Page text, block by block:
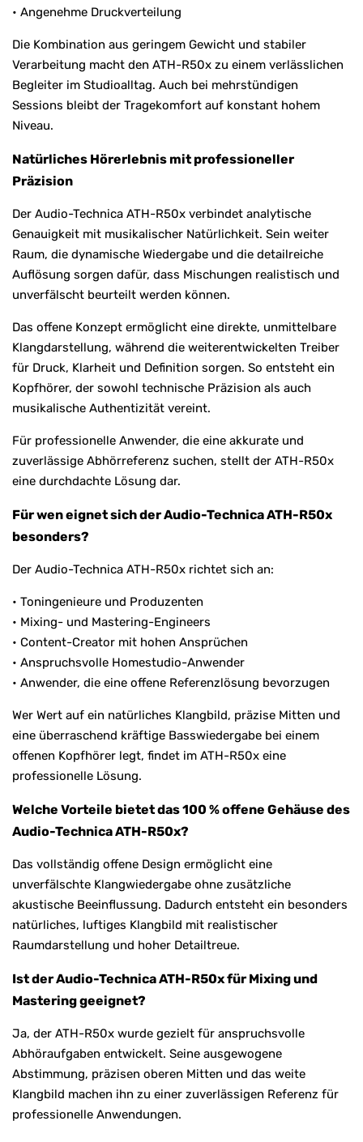
• Angenehme Druckverteilung
Die Kombination aus geringem Gewicht und stabiler
Verarbeitung macht den ATH-R50x zu einem verlässlichen
Begleiter im Studioalltag. Auch bei mehrstündigen
Sessions bleibt der Tragekomfort auf konstant hohem
Niveau.
Natürliches Hörerlebnis mit professioneller
Präzision
Der Audio-Technica ATH-R50x verbindet analytische
Genauigkeit mit musikalischer Natürlichkeit. Sein weiter
Raum, die dynamische Wiedergabe und die detailreiche
Auflösung sorgen dafür, dass Mischungen realistisch und
unverfälscht beurteilt werden können.
Das offene Konzept ermöglicht eine direkte, unmittelbare
Klangdarstellung, während die weiterentwickelten Treiber
für Druck, Klarheit und Definition sorgen. So entsteht ein
Kopfhörer, der sowohl technische Präzision als auch
musikalische Authentizität vereint.
Für professionelle Anwender, die eine akkurate und
zuverlässige Abhörreferenz suchen, stellt der ATH-R50x
eine durchdachte Lösung dar.
Für wen eignet sich der Audio-Technica ATH-R50x
besonders?
Der Audio-Technica ATH-R50x richtet sich an:
• Toningenieure und Produzenten
• Mixing- und Mastering-Engineers
• Content-Creator mit hohen Ansprüchen
• Anspruchsvolle Homestudio-Anwender
• Anwender, die eine offene Referenzlösung bevorzugen
Wer Wert auf ein natürliches Klangbild, präzise Mitten und
eine überraschend kräftige Basswiedergabe bei einem
offenen Kopfhörer legt, findet im ATH-R50x eine
professionelle Lösung.
Welche Vorteile bietet das 100 % offene Gehäuse des
Audio-Technica ATH-R50x?
Das vollständig offene Design ermöglicht eine
unverfälschte Klangwiedergabe ohne zusätzliche
akustische Beeinflussung. Dadurch entsteht ein besonders
natürliches, luftiges Klangbild mit realistischer
Raumdarstellung und hoher Detailtreue.
Ist der Audio-Technica ATH-R50x für Mixing und
Mastering geeignet?
Ja, der ATH-R50x wurde gezielt für anspruchsvolle
Abhöraufgaben entwickelt. Seine ausgewogene
Abstimmung, präzisen oberen Mitten und das weite
Klangbild machen ihn zu einer zuverlässigen Referenz für
professionelle Anwendungen.